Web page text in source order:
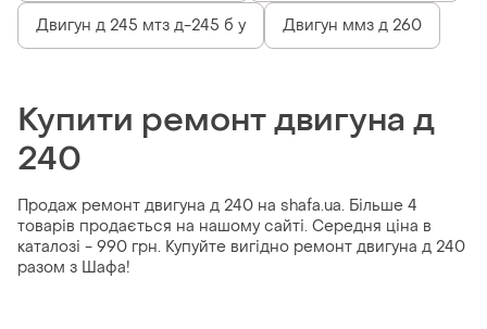
Двигун д 245 мтз д-245 б у Двигун ммз д 260
Купити ремонт двигуна д
240
Продаж ремонт двигуна д 240 на shafa.ua. Більше 4
товарів продається на нашому сайті. Середня ціна в
каталозі - 990 грн. Купуйте вигідно ремонт двигуна д 240
разом з Шафа!